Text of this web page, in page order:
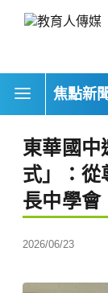
焦點新
東華國中
式」：從
長中學會
2026/06/23